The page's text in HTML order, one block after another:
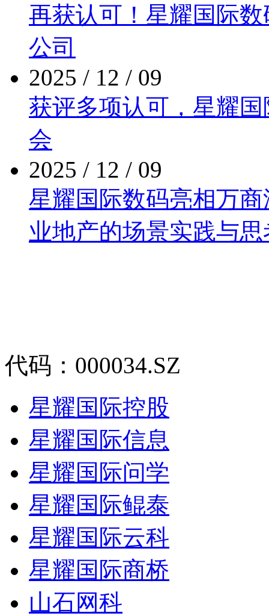
再获认可！星耀国
公司
2025 / 12 / 09
获评多项认可，星
会
2025 / 12 / 09
星耀国际数码亮相万商
业地产的场景实践与思
代码：000034.SZ
星耀国际控股
星耀国际信息
星耀国际问学
星耀国际鲲泰
星耀国际云科
星耀国际商桥
山石网科